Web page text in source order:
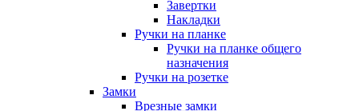
Завертки
Накладки
Ручки на планке
Ручки на планке общего
назначения
Ручки на розетке
Замки
Врезные замки